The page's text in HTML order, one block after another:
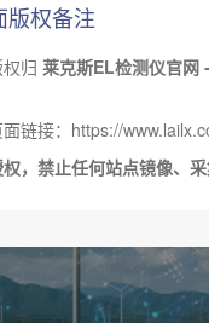
版权备注
归 莱克斯EL检测仪官网
面链接：https://
，禁止任何站点镜像、